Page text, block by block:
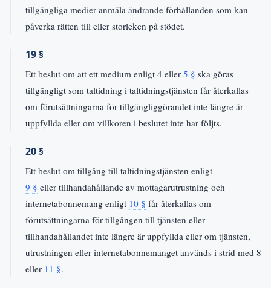
tillgängliga medier anmäla ändrande förhållanden som kan
påverka rätten till eller storleken på stödet.
19 §
Ett beslut om att ett medium enligt 4 eller 5 § ska göras
tillgängligt som taltidning i taltidningstjänsten får återkallas
om förutsättningarna för tillgängliggörandet inte längre är
uppfyllda eller om villkoren i beslutet inte har följts.
20 §
Ett beslut om tillgång till taltidningstjänsten enligt
9 § eller tillhandahållande av mottagarutrustning och
internetabonnemang enligt 10 § får återkallas om
förutsättningarna för tillgången till tjänsten eller
tillhandahållandet inte längre är uppfyllda eller om tjänsten,
utrustningen eller internetabonnemanget används i strid med 8
eller 11 §.